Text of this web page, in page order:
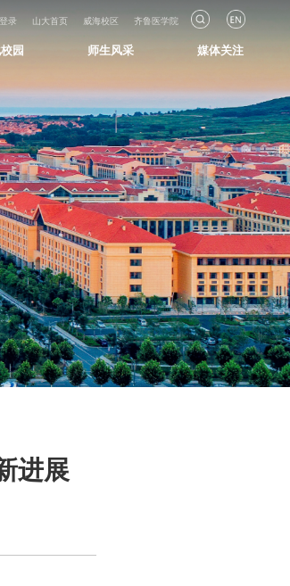
录 山大首页 威海校区 齐鲁医学院
园 师生风采 媒体关注
进展